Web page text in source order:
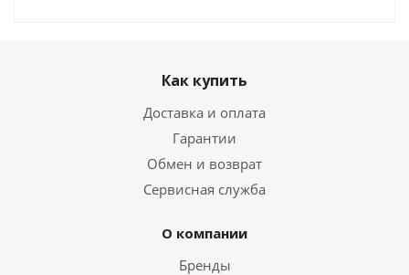
Как купить
Доставка и оплата
Гарантии
Обмен и возврат
Сервисная служба
О компании
Бренды